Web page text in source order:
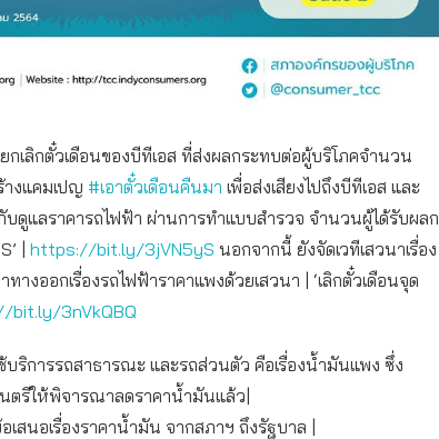
กเลิกตั๋วเดือนของบีทีเอส ที่ส่งผลกระทบต่อผู้บริโภคจำนวน
งแคมเปญ #เอาตั๋วเดือนคืนมา เพื่อส่งเสียงไปถึงบีทีเอส และ
บดูแลราคารถไฟฟ้า ผ่านการทำแบบสำรวจ จำนวนผู้ได้รับผลก
| https://bit.ly/3jVN5yS นอกจากนี้ ยังจัดเวทีเสวนาเรื่อง
งออกเรื่องรถไฟฟ้าราคาแพงด้วยเสวนา | ‘เลิกตั๋วเดือนจุด
3nVkQBQ
ริการรถสาธารณะ และรถส่วนตัว คือเรื่องน้ำมันแพง ซึ่ง
ตรีให้พิจารณาลดราคาน้ำมันแล้ว|
เสนอเรื่องราคาน้ำมัน จากสภาฯ ถึงรัฐบาล |